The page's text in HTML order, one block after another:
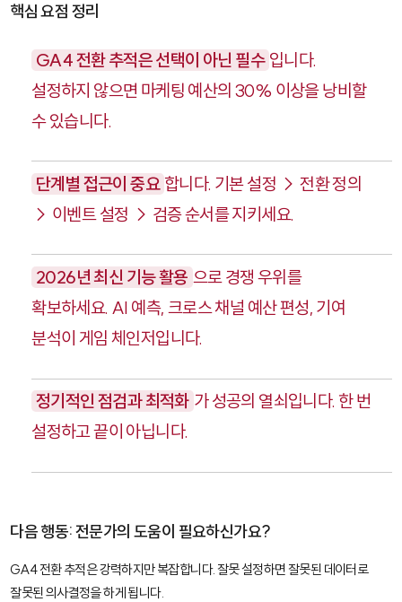
핵심 요점 정리
GA4 전환 추적은 선택이 아닌 필수 입니다.
설정하지 않으면 마케팅 예산의 30% 이상을 낭비할
수 있습니다.
단계별 접근이 중요 합니다. 기본 설정 → 전환 정의
→ 이벤트 설정 → 검증 순서를 지키세요.
2026년 최신 기능 활용 으로 경쟁 우위를
확보하세요. AI 예측, 크로스 채널 예산 편성, 기여
분석이 게임 체인저입니다.
정기적인 점검과 최적화 가 성공의 열쇠입니다. 한 번
설정하고 끝이 아닙니다.
다음 행동: 전문가의 도움이 필요하신가요?
GA4 전환 추적은 강력하지만 복잡합니다. 잘못 설정하면 잘못된 데이터로
잘못된 의사결정을 하게 됩니다.